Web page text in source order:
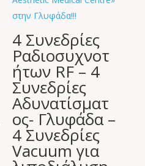
4 Συνεδρίες
Ραδιοσυχνοτ
ήτων RF – 4
Συνεδρίες
Αδυνατίσματ
ος- Γλυφάδα –
4 Συνεδρίες
Vacuum για